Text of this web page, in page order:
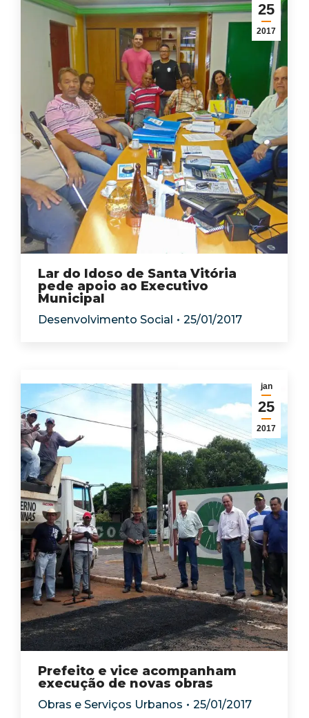
25
2017
Lar do Idoso de Santa Vitória
pede apoio ao Executivo
Municipal
Desenvolvimento Social 25/01/2017
jan
25
2017
Prefeito e vice acompanham
execução de novas obras
Obras e Serviços Urbanos 25/01/2017